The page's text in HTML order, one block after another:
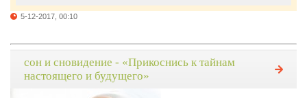
5-12-2017, 00:10
сон и сновидение - «Прикоснись к тайнам
настоящего и будущего»